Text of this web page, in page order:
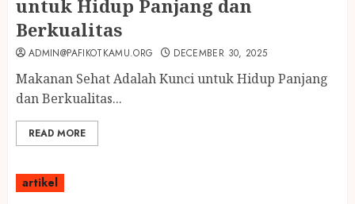
untuk Hidup Panjang dan
Berkualitas
ADMIN@PAFIKOTKAMU.ORG DECEMBER 30, 2025
Makanan Sehat Adalah Kunci untuk Hidup Panjang
dan Berkualitas...
READ MORE
artikel